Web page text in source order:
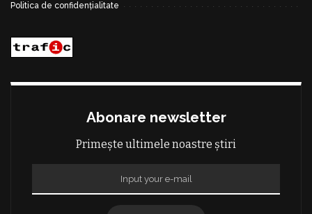
Politica de confidențialitate
Abonare newsletter
Primește ultimele noastre știri